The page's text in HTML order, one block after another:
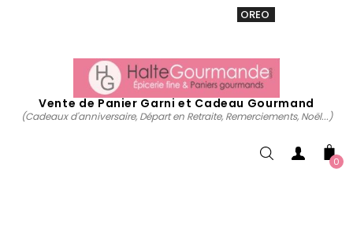
OREO
Vente de Panier Garni et Cadeau Gourmand
(Cadeaux d'anniversaire, Départ en Retraite, Remerciements, Noël...)
0